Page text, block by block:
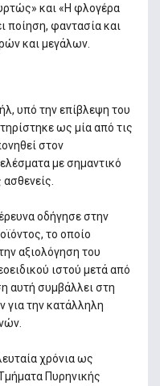
και «Η φλογέρα
ποίηση, φαντασία και
και μεγάλων.
υπό την επίβλεψη του
ως μία από τις
στον
με σημαντικό
οδήγησε στην
το οποίο
αξιολόγηση του
ιστού μετά από
αυτή συμβάλλει στη
την κατάλληλη
χρόνια ως
Πυρηνικής